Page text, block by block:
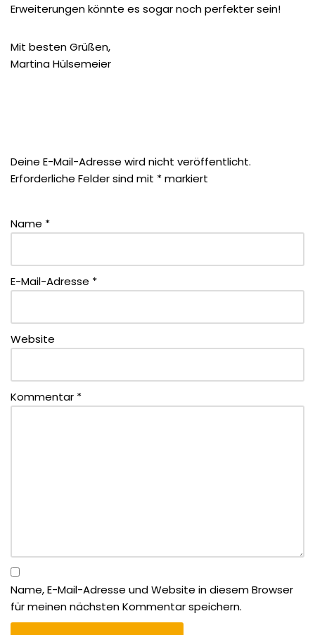
Erweiterungen könnte es sogar noch perfekter sein!
Mit besten Grüßen,
Martina Hülsemeier
Deine E-Mail-Adresse wird nicht veröffentlicht.
Erforderliche Felder sind mit *markiert
Name *
E-Mail-Adresse *
Website
Kommentar *
Name, E-Mail-Adresse und Website in diesem Browser
für meinen nächsten Kommentar speichern.